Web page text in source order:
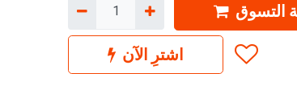
التسوق
اشترِ الآن